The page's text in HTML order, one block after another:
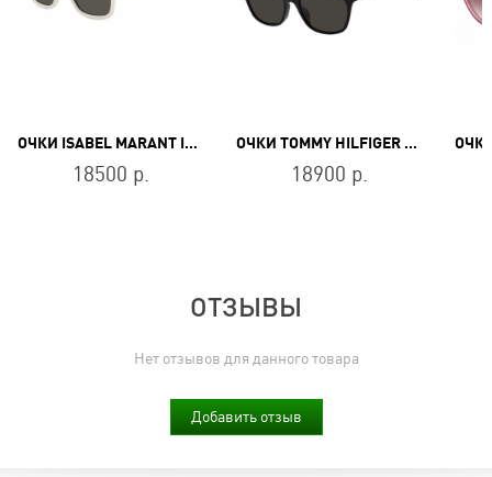
ОЧКИ ISABEL MARANT IM 0153/G/S SZJ/IR
18500 р.
ОЧКИ TOMMY HILFIGER TH 1898/F/S 807/IR
18900 р.
ОТЗЫВЫ
Нет отзывов для данного товара
Добавить отзыв